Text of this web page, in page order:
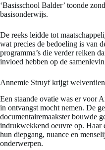
‘Basisschool Balder’ toonde
basisonderwijs.
De reeks leidde tot
wat precies de bedoeling is van
programma’s die verder reiken
invloed hebben op de
Annemie Struyf krijgt
Een staande ovatie was er voor
in ontvangst mocht nemen. De
documentairemaakster bouwde
indrukwekkend oeuvre op. Haar
hun diepgang, nuance en
onderwerpen.